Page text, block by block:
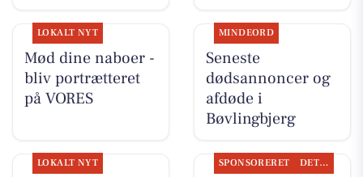
LOKALT NYT
Mød dine naboer -
bliv portrætteret
på VORES
MINDEORD
Seneste
dødsannoncer og
afdøde i
Bøvlingbjerg
LOKALT NYT SPONSORERET DET SKER